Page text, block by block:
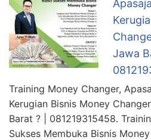
Jawa
Training Money Changer,
Kerugian Bisnis Money
Barat ? | 081219315458.
Sukses Membuka Bisnis Money